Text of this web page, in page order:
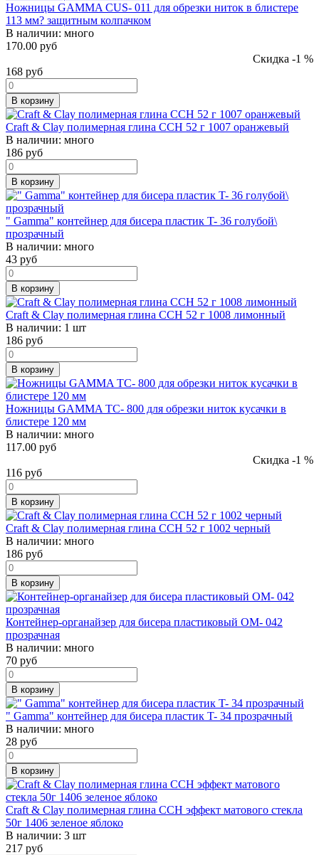
Ножницы GAMMA CUS- 011 для обрезки ниток в блистере
113 мм? защитным колпачком
В наличии: много
170.00 руб
Скидка -1 %
168 руб
В корзину
Craft & Clay полимерная глина CCH 52 г 1007 оранжевый
В наличии: много
186 руб
В корзину
" Gamma" контейнер для бисера пластик T- 36 голубой\
прозрачный
В наличии: много
43 руб
В корзину
Craft & Clay полимерная глина CCH 52 г 1008 лимонный
В наличии: 1 шт
186 руб
В корзину
Ножницы GAMMA TC- 800 для обрезки ниток кусачки в
блистере 120 мм
В наличии: много
117.00 руб
Скидка -1 %
116 руб
В корзину
Craft & Clay полимерная глина CCH 52 г 1002 черный
В наличии: много
186 руб
В корзину
Контейнер-органайзер для бисера пластиковый OM- 042
прозрачная
В наличии: много
70 руб
В корзину
" Gamma" контейнер для бисера пластик T- 34 прозрачный
В наличии: много
28 руб
В корзину
Craft & Clay полимерная глина CCH эффект матового стекла
50г 1406 зеленое яблоко
В наличии: 3 шт
217 руб